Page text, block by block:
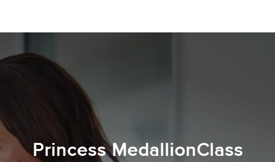
Princess MedallionClass